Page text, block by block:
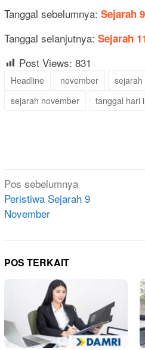
Tanggal sebelumnya: Sejarah
Tanggal selanjutnya: Sejarah
Post Views: 831
Headline november sejarah
sejarah november
tanggal hari
Navigasi
pos
Pos sebelumnya
Peristiwa Sejarah 9
November
POS TERKAIT